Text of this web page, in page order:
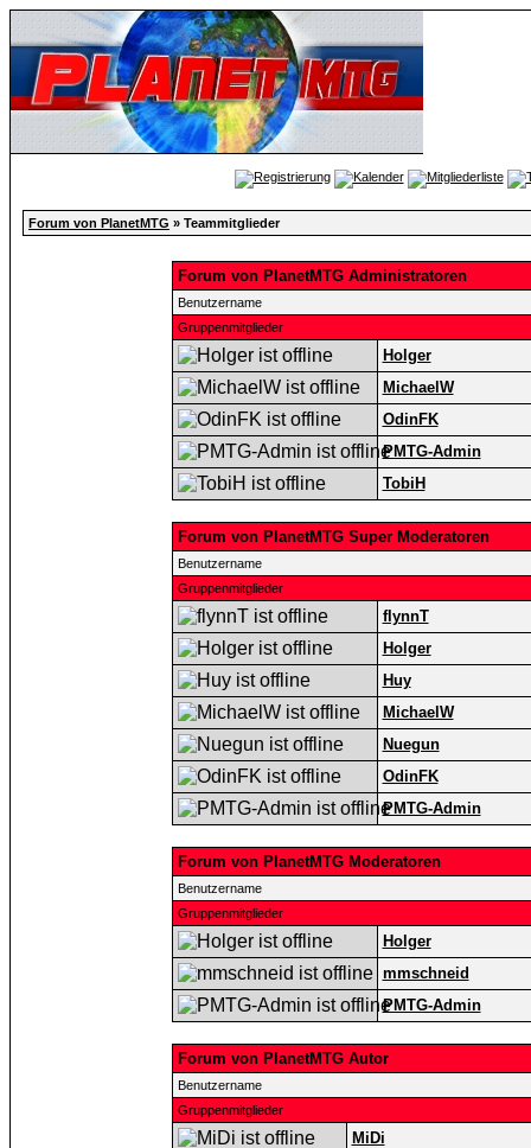
Forum von PlanetMTG » Teammitglieder
Forum von PlanetMTG Administratoren
Benutzername
Gruppenmitglieder
Holger
MichaelW
OdinFK
PMTG-Admin
TobiH
Forum von PlanetMTG Super Moderatoren
Benutzername
Gruppenmitglieder
flynnT
Holger
Huy
MichaelW
Nuegun
OdinFK
PMTG-Admin
Forum von PlanetMTG Moderatoren
Benutzername
Gruppenmitglieder
Holger
mmschneid
PMTG-Admin
Forum von PlanetMTG Autor
Benutzername
Gruppenmitglieder
MiDi